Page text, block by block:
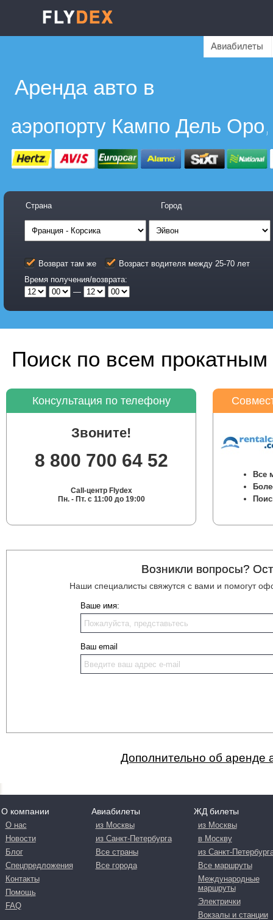
Авиабилеты
Аренда авто в
Страна Город
Возврат там же
Возраст водителя между 25-70 лет
Время получения/возврата:
—
Поиск по всем
Консультация по телефону
Звоните!
8 800 700 64 52
Call-центр Flydex
Пн. - Пт. с 11:00 до 19:00
Все
Возникли вопросы?
Наши специалисты свяжутся с вами и помогут
Ваше имя:
Ваш email
Дополнительно об аренде
О компании
О нас
Новости
Блог
Спецпредложения
Контакты
Помощь
FAQ
Авиабилеты
из Москвы
из Санкт-Петербурга
Все страны
Все города
ЖД билеты
из Москвы
в Москву
из Санкт-
Все маршруты
Международные
маршруты
Электрички
Вокзалы и станции